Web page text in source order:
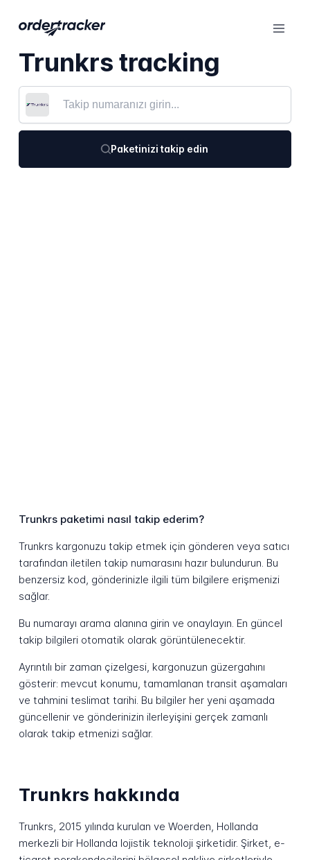
Trunkrs tracking
Paketinizi takip edin
Trunkrs paketimi nasıl takip ederim?
Trunkrs kargonuzu takip etmek için gönderen veya satıcı
tarafından iletilen takip numarasını hazır bulundurun. Bu
benzersiz kod, gönderinizle ilgili tüm bilgilere erişmenizi
sağlar.
Bu numarayı arama alanına girin ve onaylayın. En güncel
takip bilgileri otomatik olarak görüntülenecektir.
Ayrıntılı bir zaman çizelgesi, kargonuzun güzergahını
gösterir: mevcut konumu, tamamlanan transit aşamaları
ve tahmini teslimat tarihi. Bu bilgiler her yeni aşamada
güncellenir ve gönderinizin ilerleyişini gerçek zamanlı
olarak takip etmenizi sağlar.
Trunkrs hakkında
Trunkrs, 2015 yılında kurulan ve Woerden, Hollanda
merkezli bir Hollanda lojistik teknoloji şirketidir. Şirket, e-